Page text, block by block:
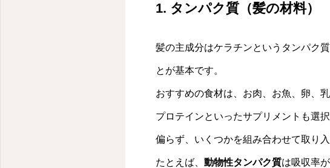
1. タンパク質（髪の材料）
髪の主成分はケラチンというタンパク
とが基本です。
おすすめの食材は、お肉、お魚、卵、
プロテインといったサプリメントも選
偏らず、いくつかを組み合わせて取り
たとえば、 動物性タンパク質は吸収率